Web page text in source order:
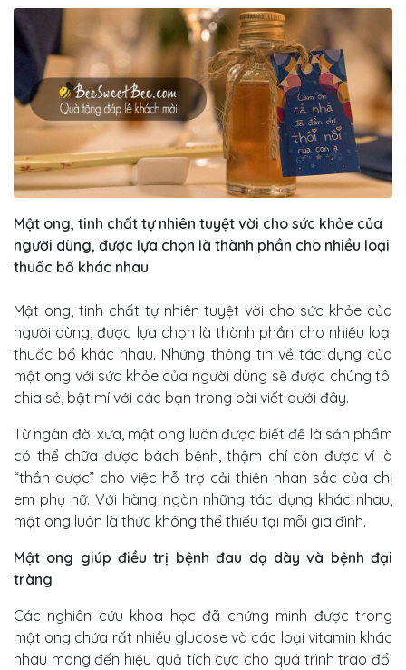
Mật ong, tinh chất tự nhiên tuyệt vời cho sức khỏe của
người dùng, được lựa chọn là thành phần cho nhiều loại
thuốc bổ khác nhau
Mật ong, tinh chất tự nhiên tuyệt vời cho sức khỏe của
người dùng, được lựa chọn là thành phần cho nhiều loại
thuốc bổ khác nhau. Những thông tin về tác dụng của
mật ong với sức khỏe của người dùng sẽ được chúng tôi
chia sẻ, bật mí với các bạn trong bài viết dưới đây.
Từ ngàn đời xưa, mật ong luôn được biết đế là sản phẩm
có thể chữa được bách bệnh, thậm chí còn được ví là
“thần dược” cho việc hỗ trợ cải thiện nhan sắc của chị
em phụ nữ. Với hàng ngàn những tác dụng khác nhau,
mật ong luôn là thức không thể thiếu tại mỗi gia đình.
Mật ong giúp điều trị bệnh đau dạ dày và bệnh đại
tràng
Các nghiên cứu khoa học đã chứng minh được trong
mật ong chứa rất nhiều glucose và các loại vitamin khác
nhau mang đến hiệu quả tích cực cho quá trình trao đổi